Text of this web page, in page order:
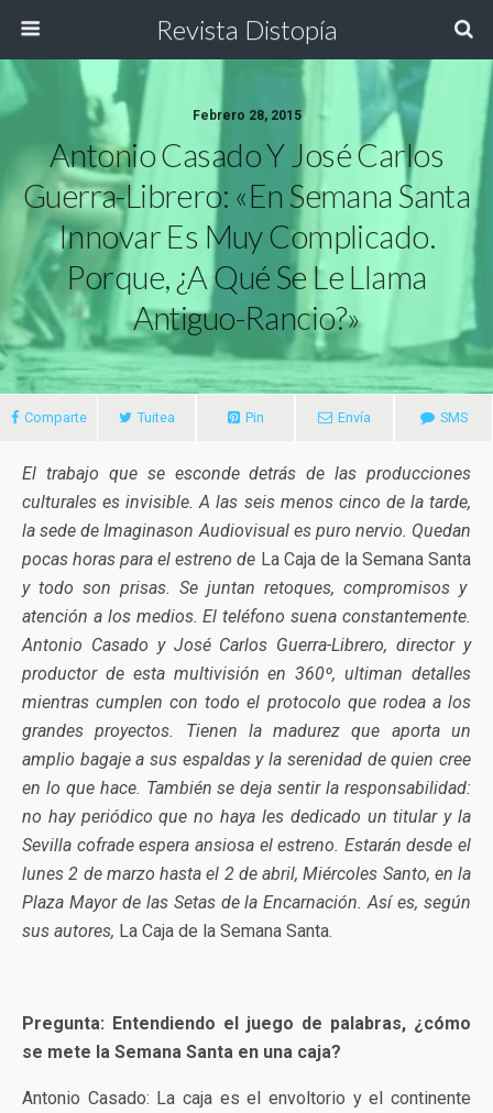
Revista Distopía
Febrero 28, 2015
Antonio Casado Y José Carlos
Guerra-Librero: «En Semana Santa
Innovar Es Muy Complicado.
Porque, ¿a Qué Se Le Llama
Antiguo-Rancio?»
Comparte Tuitea Pin Envía SMS
El trabajo que se esconde detrás de las producciones
culturales es invisible. A las seis menos cinco de la tarde,
la sede de Imaginason Audiovisual es puro nervio. Quedan
pocas horas para el estreno de La Caja de la Semana Santa
y todo son prisas. Se juntan retoques, compromisos y
atención a los medios. El teléfono suena constantemente.
Antonio Casado y José Carlos Guerra-Librero, director y
productor de esta multivisión en 360º, ultiman detalles
mientras cumplen con todo el protocolo que rodea a los
grandes proyectos. Tienen la madurez que aporta un
amplio bagaje a sus espaldas y la serenidad de quien cree
en lo que hace. También se deja sentir la responsabilidad:
no hay periódico que no haya les dedicado un titular y la
Sevilla cofrade espera ansiosa el estreno. Estarán desde el
lunes 2 de marzo hasta el 2 de abril, Miércoles Santo, en la
Plaza Mayor de las Setas de la Encarnación. Así es, según
sus autores, La Caja de la Semana Santa.
Pregunta: Entendiendo el juego de palabras, ¿cómo
se mete la Semana Santa en una caja?
Antonio Casado: La caja es el envoltorio y el continente